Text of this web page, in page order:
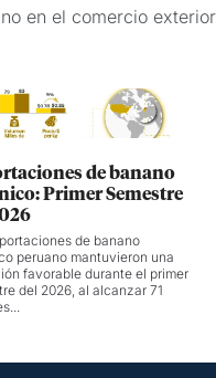
en el comercio
de banano
Primer Semestre
de banano
peruano mantuvieron una
favorable durante el primer
del 2026, al alcanzar 71